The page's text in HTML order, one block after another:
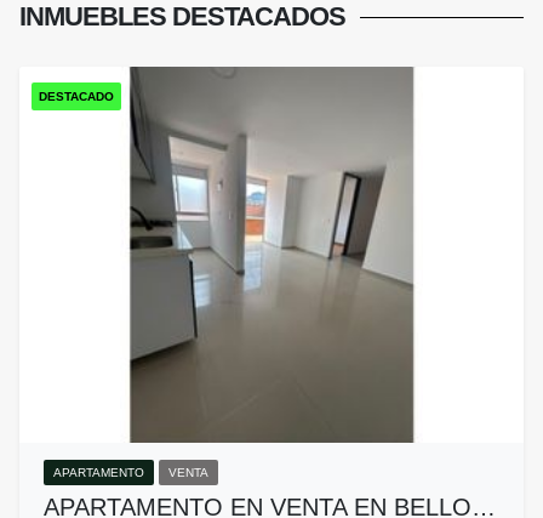
INMUEBLES DESTACADOS
DESTACADO
APARTAMENTO VENTA
APARTAMENTO EN VENTA EN BELLO…